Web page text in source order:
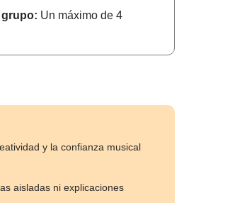
grupo: Un máximo de 4
y la confianza musical
aisladas ni explicaciones